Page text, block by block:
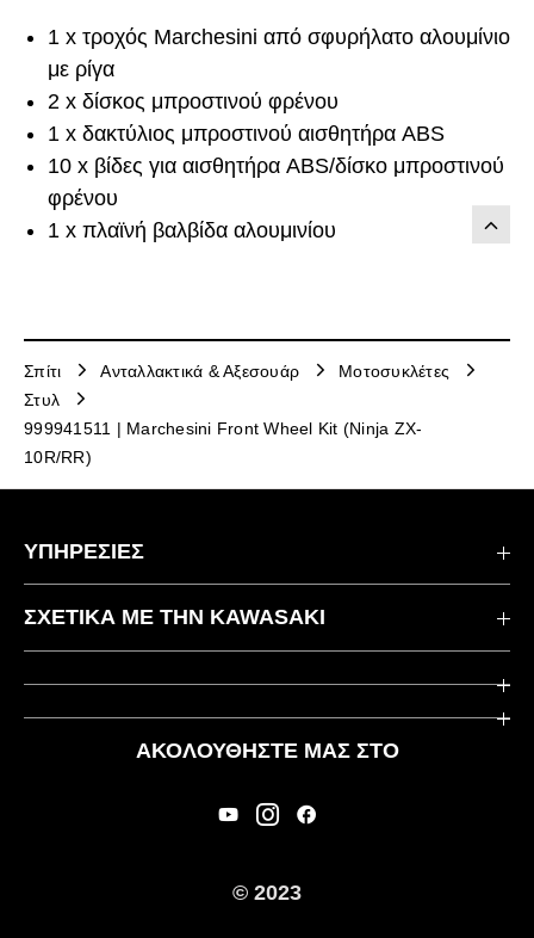
1 x τροχός Marchesini από σφυρήλατο αλουμίνιο
με ρίγα
2 x δίσκος μπροστινού φρένου
1 x δακτύλιος μπροστινού αισθητήρα ABS
10 x βίδες για αισθητήρα ABS/δίσκο μπροστινού
φρένου
1 x πλαϊνή βαλβίδα αλουμινίου
Σπίτι Ανταλλακτικά & Αξεσουάρ
Μοτοσυκλέτες
Στυλ
999941511 | Marchesini Front Wheel Kit (Ninja ZX-
10R/RR)
ΑΚΟΛΟΥΘΉΣΤΕ ΜΑΣ ΣΤΟ
ΥΠΗΡΕΣΙΕΣ
Επικοινωνήστε μαζί μας
Χρήσιμοι Σύνδεσμοι
ΣΧΕΤΙΚΆ ΜΕ ΤΗΝ KAWASAKI
Εταιρεία
© 2023